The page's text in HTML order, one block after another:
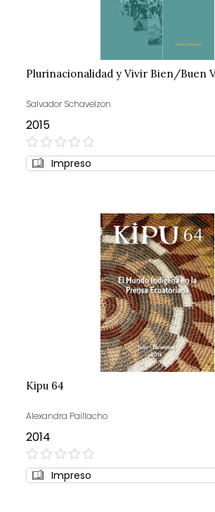
Plurinacionalidad y Vivir Bien/Buen
Salvador Schavelzon
2015
0%
Impreso
Kipu 64
Alexandra Paillacho
2014
0%
Impreso